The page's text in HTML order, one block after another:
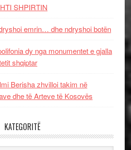
SHPIRTIN
emrin… dhe ndryshoi botën
dy nga monumentet e gjalla
shqiptar
Berisha zhvilloi takim në
dhe të Arteve të Kosovës
KATEGORITË